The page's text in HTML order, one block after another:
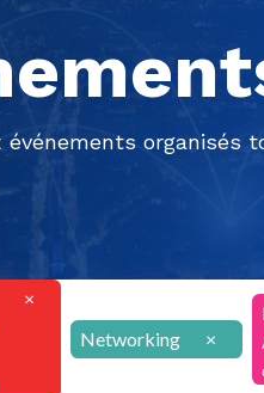
organisés
×
Networking
×